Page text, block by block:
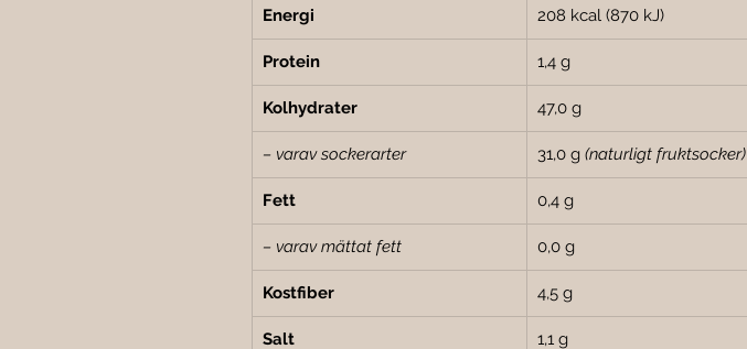
Energi 208 kcal (870 kJ)
Protein 1,4 g
Kolhydrater 47,0 g
– varav sockerarter 31,0 g (naturligt fruktsocker)
Fett 0,4 g
– varav mättat fett 0,0 g
Kostfiber 4,5 g
Salt 1,1 g